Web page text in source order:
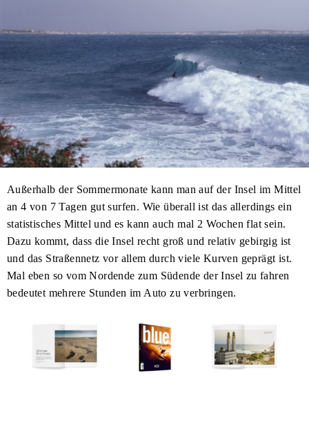
Außerhalb der Sommermonate kann man auf der Insel im Mittel
an 4 von 7 Tagen gut surfen. Wie überall ist das allerdings ein
statistisches Mittel und es kann auch mal 2 Wochen flat sein.
Dazu kommt, dass die Insel recht groß und relativ gebirgig ist
und das Straßennetz vor allem durch viele Kurven geprägt ist.
Mal eben so vom Nordende zum Südende der Insel zu fahren
bedeutet mehrere Stunden im Auto zu verbringen.